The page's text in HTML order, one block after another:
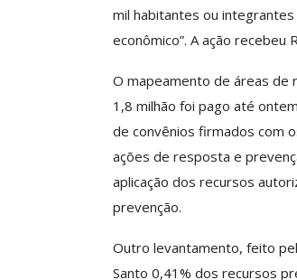
mil habitantes ou
econômico”. A ação
O mapeamento de áreas de
1,8 milhão foi pago até
de convênios firmados com
ações de resposta e
aplicação dos recursos
prevenção.
Outro levantamento, feito
Santo 0,41% dos recursos